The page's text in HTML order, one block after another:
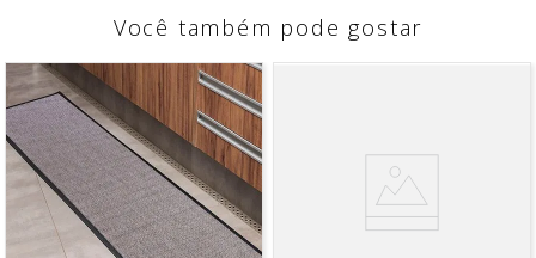
Caracteristicas:
- Detalhes sofisticados
- Toque macio
- Design moderno
Composição:
- 100% Poliéster
Medidas:
Você também pode gostar